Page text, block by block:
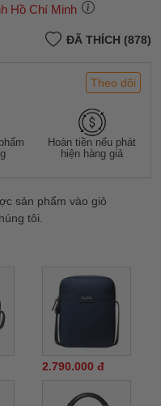
Hồ Chí Minh
ĐÃ THÍCH (878)
Theo dõi
Hoàn tiền nếu phát
hiện hàng giả
sản phẩm vào giỏ
tôi.
2.790.000 đ